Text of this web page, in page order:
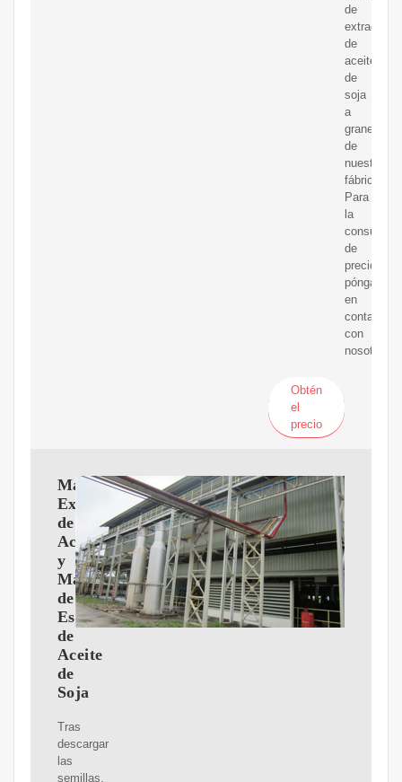
de
extracción
de
aceite
de
soja
a
granel
de
nuestra
fábrica.
Para
la
consulta
de
precios,
póngase
en
contacto
con
nosotros.
Obtén
el
precio
Máquina
Extrusora
de
Aceite
y
Maquinas
de
Estrusado
de
Aceite
de
Soja
Tras
descargar
las
semillas,